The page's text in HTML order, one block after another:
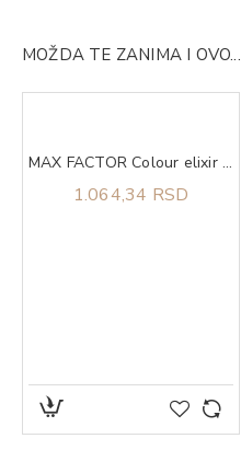
MOŽDA TE ZANIMA I OVO...
MAX FACTOR Colour elixir lip liner 45 rosy berry
1.064,34 RSD